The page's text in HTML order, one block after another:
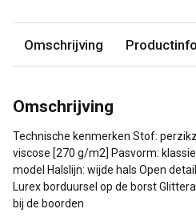
Omschrijving
Omschrijving
Technische kenmerken Stof:
viscose [270 g/m2] Pasvorm:
model Halslijn: wijde hals Open
Lurex borduursel op de borst
bij de boorden